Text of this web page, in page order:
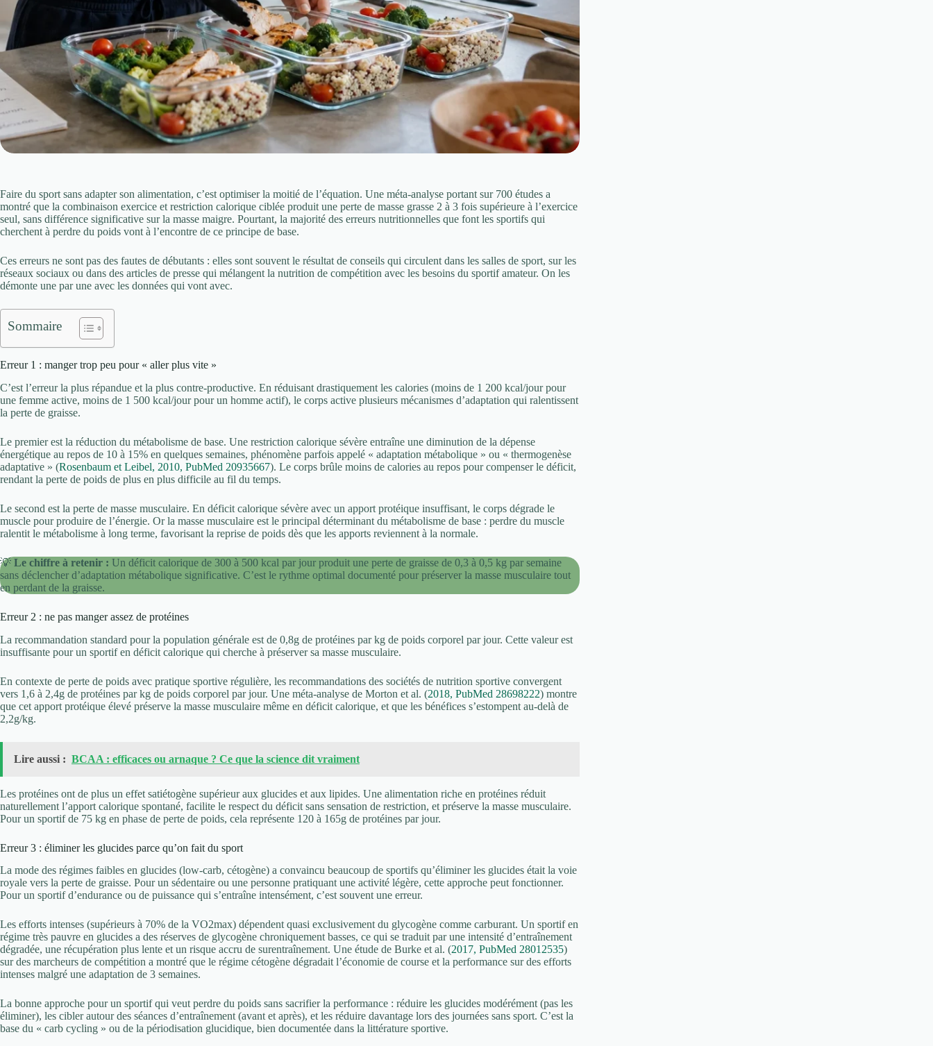
Faire du sport sans adapter son alimentation, c’est optimiser la moitié de l’équation. Une méta-analyse portant sur 700 études a
montré que la combinaison exercice et restriction calorique ciblée produit une perte de masse grasse 2 à 3 fois supérieure à l’exercice
seul, sans différence significative sur la masse maigre. Pourtant, la majorité des erreurs nutritionnelles que font les sportifs qui
cherchent à perdre du poids vont à l’encontre de ce principe de base.
Ces erreurs ne sont pas des fautes de débutants : elles sont souvent le résultat de conseils qui circulent dans les salles de sport, sur les
réseaux sociaux ou dans des articles de presse qui mélangent la nutrition de compétition avec les besoins du sportif amateur. On les
démonte une par une avec les données qui vont avec.
Sommaire
Erreur 1 : manger trop peu pour « aller plus vite »
C’est l’erreur la plus répandue et la plus contre-productive. En réduisant drastiquement les calories (moins de 1 200 kcal/jour pour
une femme active, moins de 1 500 kcal/jour pour un homme actif), le corps active plusieurs mécanismes d’adaptation qui ralentissent
la perte de graisse.
Le premier est la réduction du métabolisme de base. Une restriction calorique sévère entraîne une diminution de la dépense
énergétique au repos de 10 à 15% en quelques semaines, phénomène parfois appelé « adaptation métabolique » ou « thermogenèse
adaptative » (Rosenbaum et Leibel, 2010, PubMed 20935667). Le corps brûle moins de calories au repos pour compenser le déficit,
rendant la perte de poids de plus en plus difficile au fil du temps.
Le second est la perte de masse musculaire. En déficit calorique sévère avec un apport protéique insuffisant, le corps dégrade le
muscle pour produire de l’énergie. Or la masse musculaire est le principal déterminant du métabolisme de base : perdre du muscle
ralentit le métabolisme à long terme, favorisant la reprise de poids dès que les apports reviennent à la normale.
💡 Le chiffre à retenir : Un déficit calorique de 300 à 500 kcal par jour produit une perte de graisse de 0,3 à 0,5 kg par semaine
sans déclencher d’adaptation métabolique significative. C’est le rythme optimal documenté pour préserver la masse musculaire tout
en perdant de la graisse.
Erreur 2 : ne pas manger assez de protéines
La recommandation standard pour la population générale est de 0,8g de protéines par kg de poids corporel par jour. Cette valeur est
insuffisante pour un sportif en déficit calorique qui cherche à préserver sa masse musculaire.
En contexte de perte de poids avec pratique sportive régulière, les recommandations des sociétés de nutrition sportive convergent
vers 1,6 à 2,4g de protéines par kg de poids corporel par jour. Une méta-analyse de Morton et al. (2018, PubMed 28698222) montre
que cet apport protéique élevé préserve la masse musculaire même en déficit calorique, et que les bénéfices s’estompent au-delà de
2,2g/kg.
Lire aussi : BCAA : efficaces ou arnaque ? Ce que la science dit vraiment
Les protéines ont de plus un effet satiétogène supérieur aux glucides et aux lipides. Une alimentation riche en protéines réduit
naturellement l’apport calorique spontané, facilite le respect du déficit sans sensation de restriction, et préserve la masse musculaire.
Pour un sportif de 75 kg en phase de perte de poids, cela représente 120 à 165g de protéines par jour.
Erreur 3 : éliminer les glucides parce qu’on fait du sport
La mode des régimes faibles en glucides (low-carb, cétogène) a convaincu beaucoup de sportifs qu’éliminer les glucides était la voie
royale vers la perte de graisse. Pour un sédentaire ou une personne pratiquant une activité légère, cette approche peut fonctionner.
Pour un sportif d’endurance ou de puissance qui s’entraîne intensément, c’est souvent une erreur.
Les efforts intenses (supérieurs à 70% de la VO2max) dépendent quasi exclusivement du glycogène comme carburant. Un sportif en
régime très pauvre en glucides a des réserves de glycogène chroniquement basses, ce qui se traduit par une intensité d’entraînement
dégradée, une récupération plus lente et un risque accru de surentraînement. Une étude de Burke et al. (2017, PubMed 28012535)
sur des marcheurs de compétition a montré que le régime cétogène dégradait l’économie de course et la performance sur des efforts
intenses malgré une adaptation de 3 semaines.
La bonne approche pour un sportif qui veut perdre du poids sans sacrifier la performance : réduire les glucides modérément (pas les
éliminer), les cibler autour des séances d’entraînement (avant et après), et les réduire davantage lors des journées sans sport. C’est la
base du « carb cycling » ou de la périodisation glucidique, bien documentée dans la littérature sportive.